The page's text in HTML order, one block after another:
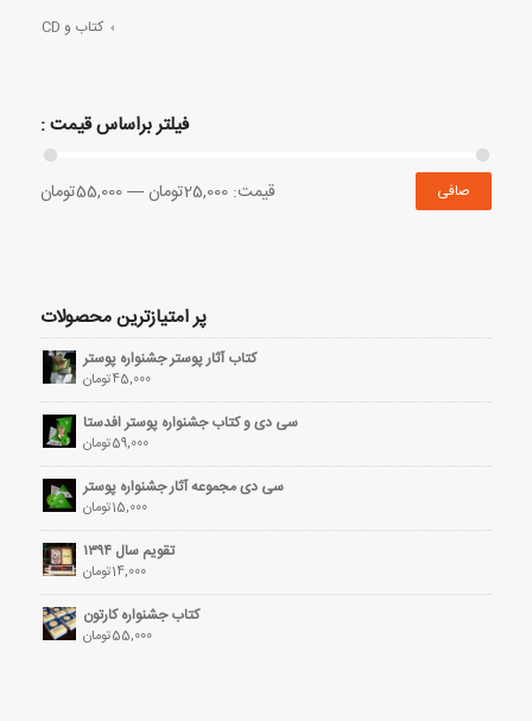
کتاب و CD
فیلتر براساس قیمت :
صافی قيمت:25,000تومان —55,000تومان
پر امتیازترین محصولات
کتاب آثار پوستر جشنواره پوستر
45,000تومان
سی دی و کتاب جشنواره پوستر افدستا
59,000تومان
سی دی مجموعه آثار جشنواره پوستر
15,000تومان
تقویم سال ۱۳۹۴
14,000تومان
کتاب جشنواره کارتون
55,000تومان